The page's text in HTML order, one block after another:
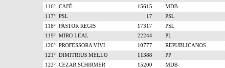
116º CAFÉ 15615 MDB
117º PSL 17 PSL
118º PASTOR REGIS 17317 PSL
119º MIRO LEAL 22244 PL
120º PROFESSORA VIVI 10777 REPUBLICANOS
121º DIMITRIUS MELLO 11388 PP
122º CEZAR SCHIRMER 15200 MDB